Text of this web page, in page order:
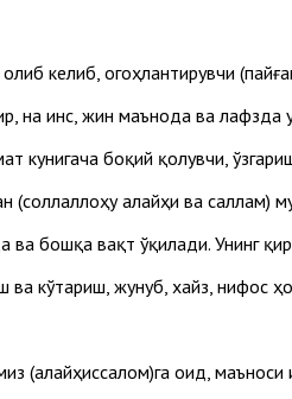
келиб, огоҳлантирувчи
на инс, жин маънода ва лафзда
кунигача боқий қолувчи,
(соллаллоҳу алайҳи ва саллам)
ва бошқа вақт ўқилади. Унинг
ва кўтариш, жунуб, хайз, нифос
(алайҳиссалом)га оид, маъноси